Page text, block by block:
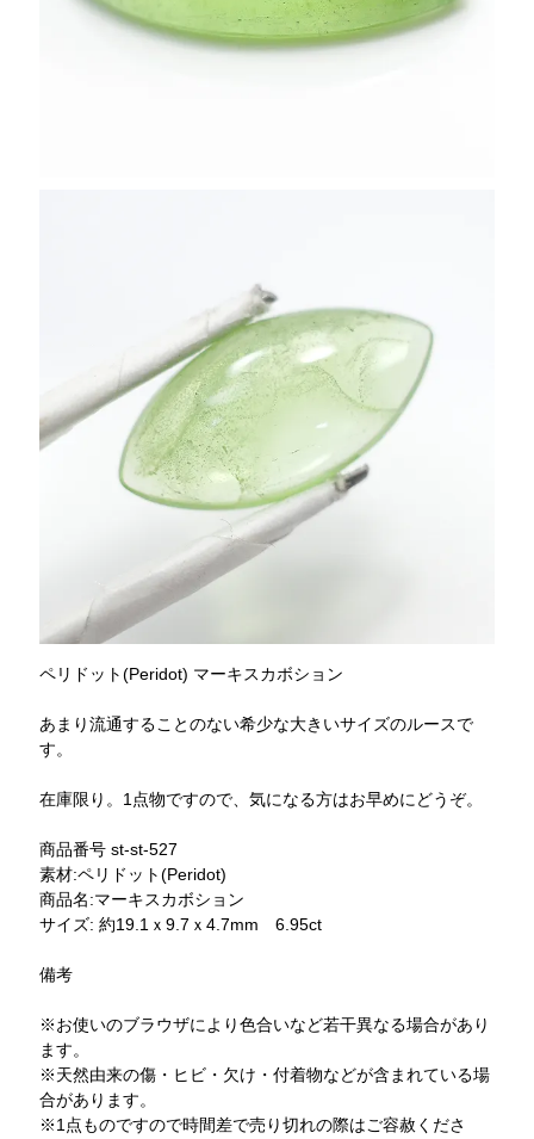
ペリドット(Peridot) マーキスカボション
あまり流通することのない希少な大きいサイズのルースで
す。
在庫限り。1点物ですので、気になる方はお早めにどうぞ。
商品番号 st-st-527
素材:ペリドット(Peridot)
商品名:マーキスカボション
サイズ: 約19.1ｘ9.7ｘ4.7mm 6.95ct
備考
※お使いのブラウザにより色合いなど若干異なる場合があり
ます。
※天然由来の傷・ヒビ・欠け・付着物などが含まれている場
合があります。
※1点ものですので時間差で売り切れの際はご容赦くださ